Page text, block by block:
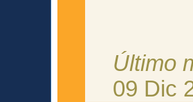
Último
09 Dic